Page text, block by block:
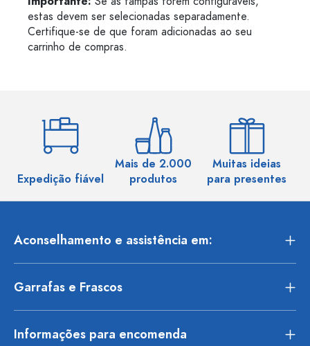
estas devem ser selecionadas separadamente.
Certifique-se de que foram adicionadas ao seu
carrinho de compras.
Expedição fiável
Mais de 2.000
produtos
Muitas ideias
para presentes
Aconselhamento e assistência em:
Garrafas e Frascos
Informações para encomenda